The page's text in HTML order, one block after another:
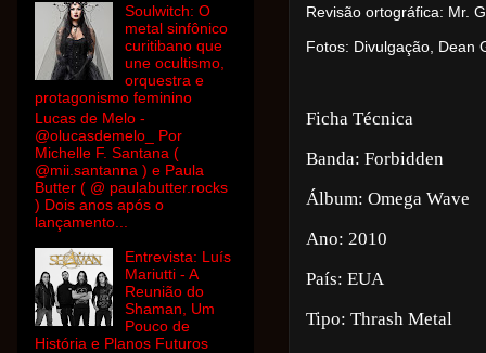
Revisão ortográfica: Mr.
Fotos: Divulgação, Dean
Ficha Técnica
Banda: Forbidden
Álbum: Omega Wave
Ano: 2010
País: EUA
Tipo: Thrash Metal
Soulwitch: O
metal sinfônico
curitibano que
une ocultismo,
orquestra e
protagonismo feminino
Lucas de Melo -
@olucasdemelo_ Por
Michelle F. Santana (
@mii.santanna ) e Paula
Butter ( @ paulabutter.rocks
) Dois anos após o
lançamento...
Entrevista: Luís
Mariutti - A
Reunião do
Shaman, Um
Pouco de
História e Planos Futuros